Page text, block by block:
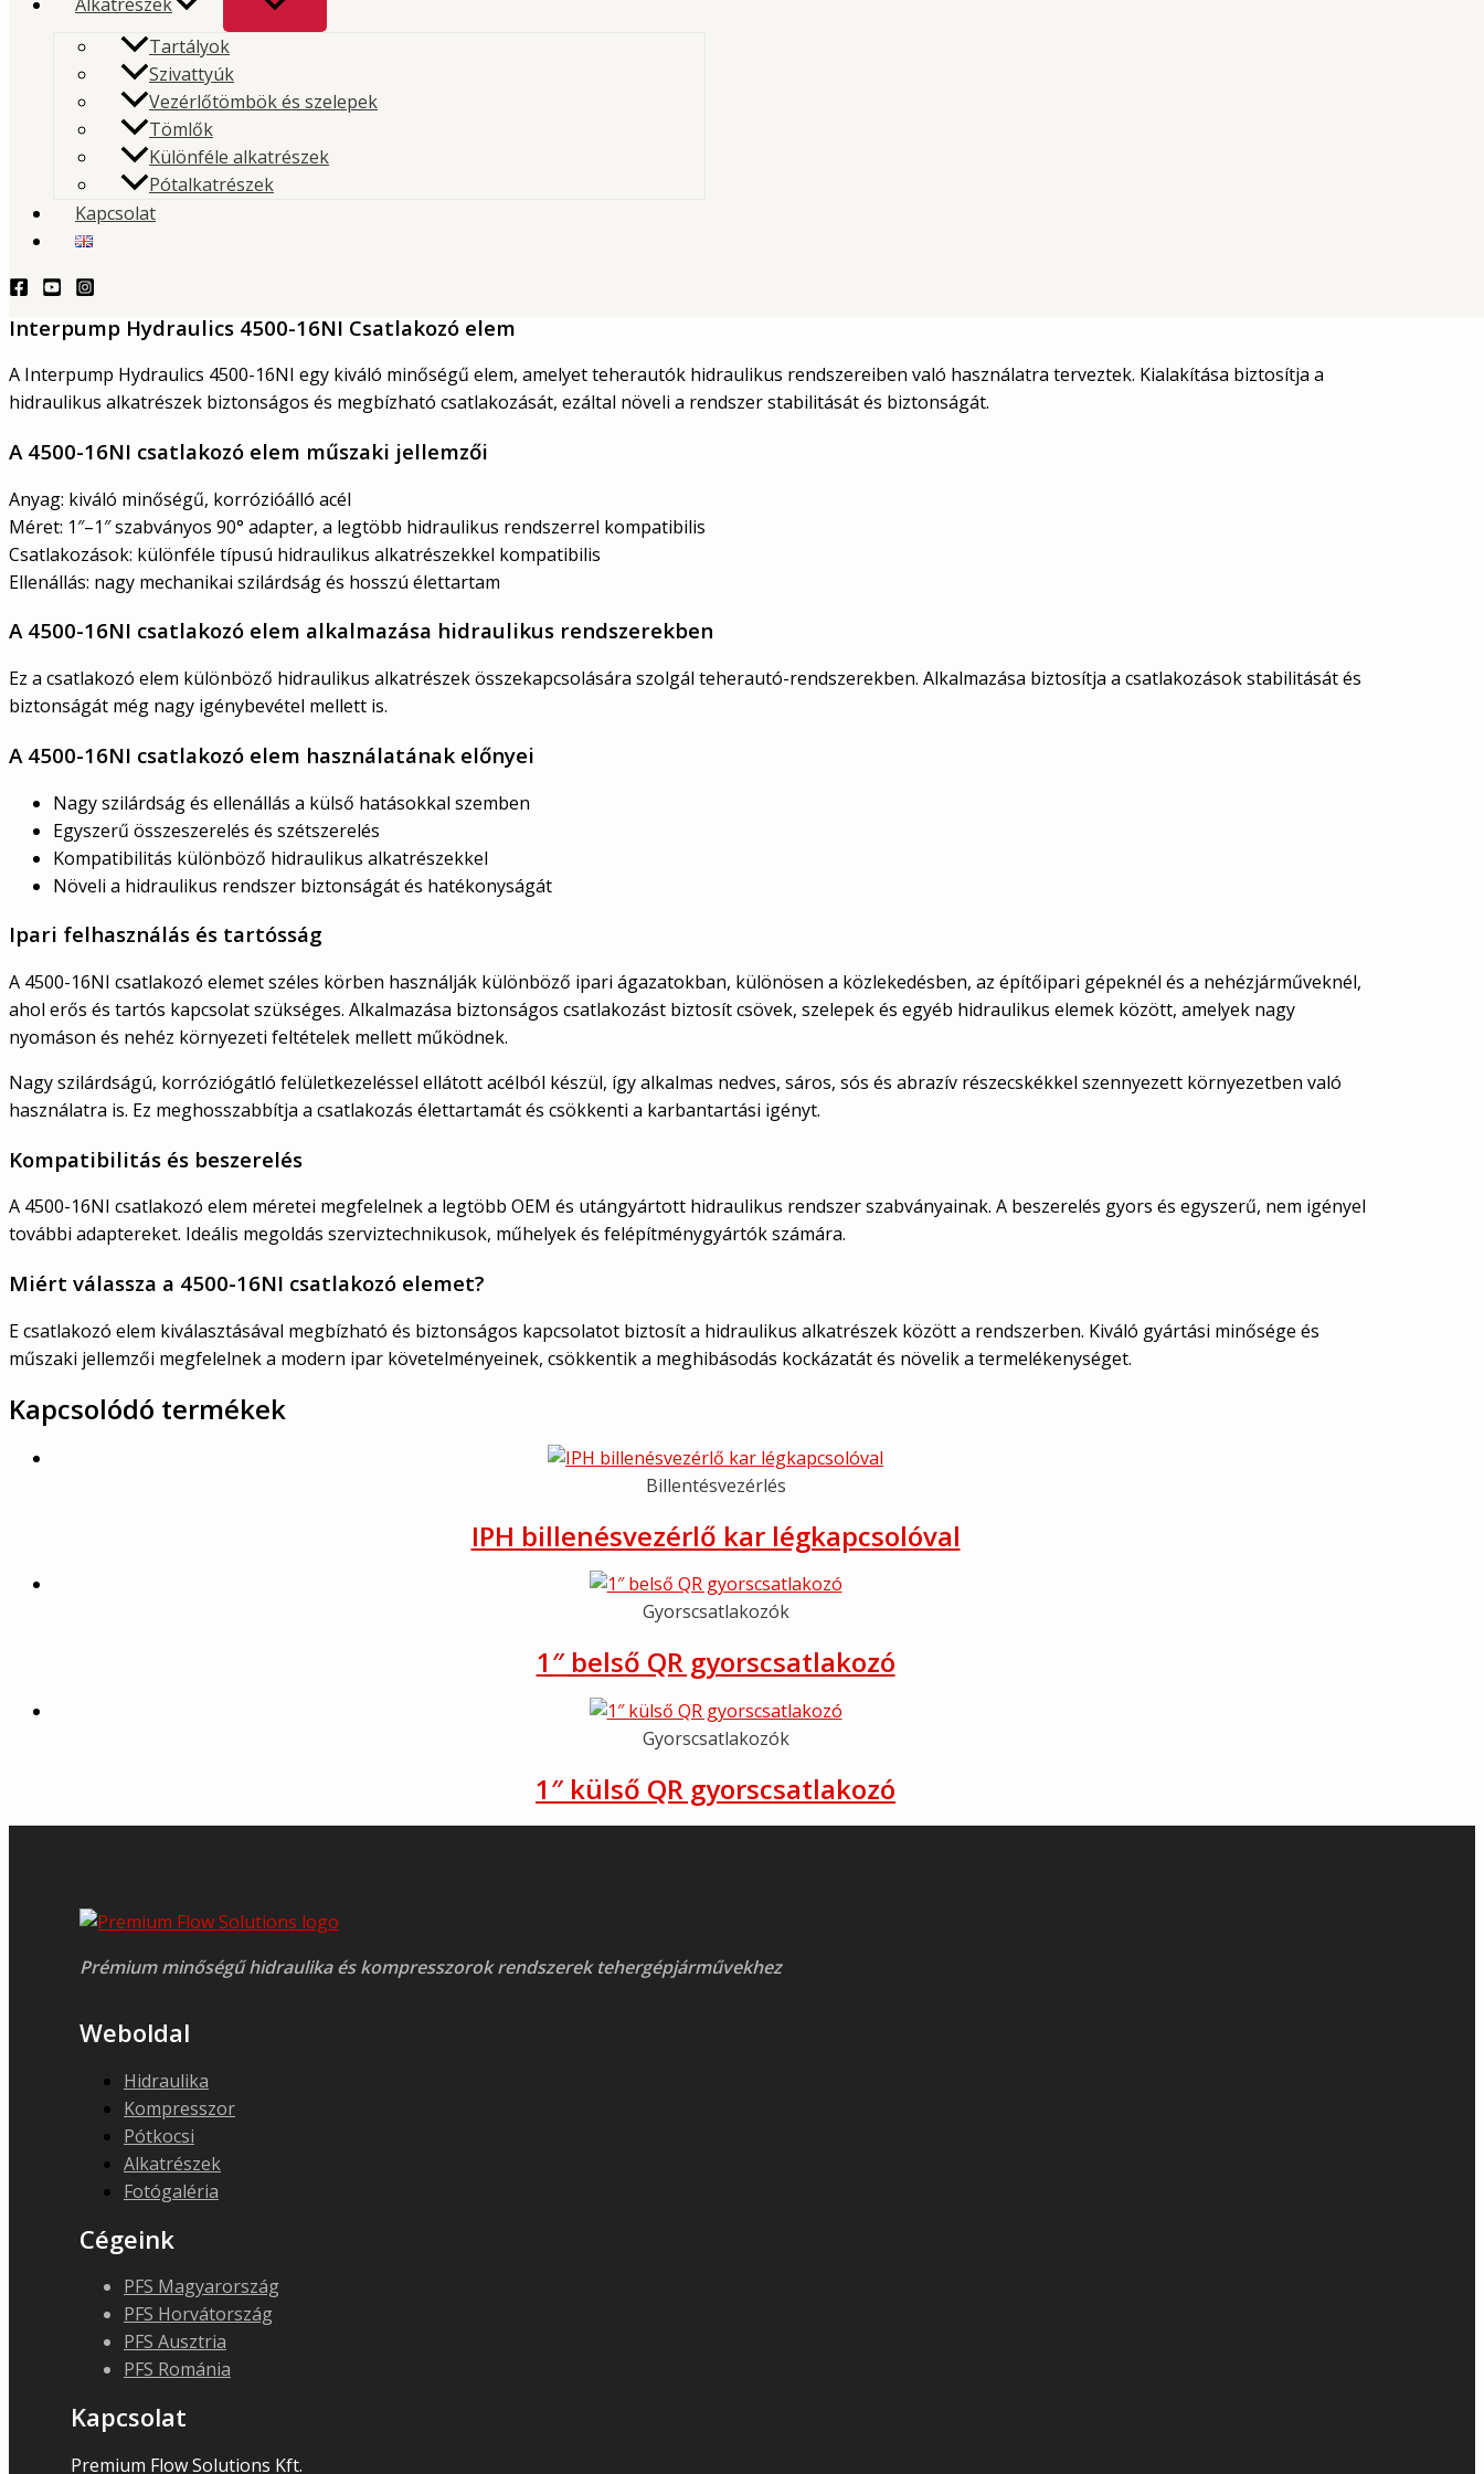
Tartályok
Szivattyúk
Vezérlőtömbök és szelepek
Tömlők
Különféle alkatrészek
Pótalkatrészek
Kapcsolat
Kiváló minőségű elem, amelyet teherautók hidraulikus
rendszereiben való használatra terveztek, biztosítva a hidraulikus
alkatrészek biztonságos és megbízható csatlakozását a rendszer
stabilitása és biztonsága érdekében.
TERMÉKLEKÉRDEZÉS - PRODUCT QUERY
Leírás
Interpump Hydraulics 4500-16NI Csatlakozó elem
A Interpump Hydraulics 4500-16NI egy kiváló minőségű elem, amelyet teherautók hidraulikus rendszereiben való használatra terveztek. Kialakítása biztosítja a
hidraulikus alkatrészek biztonságos és megbízható csatlakozását, ezáltal növeli a rendszer stabilitását és biztonságát.
A 4500-16NI csatlakozó elem műszaki jellemzői
Anyag: kiváló minőségű, korrózióálló acél
Méret: 1″–1″ szabványos 90° adapter, a legtöbb hidraulikus rendszerrel kompatibilis
Csatlakozások: különféle típusú hidraulikus alkatrészekkel kompatibilis
Ellenállás: nagy mechanikai szilárdság és hosszú élettartam
A 4500-16NI csatlakozó elem alkalmazása hidraulikus rendszerekben
Ez a csatlakozó elem különböző hidraulikus alkatrészek összekapcsolására szolgál teherautó-rendszerekben. Alkalmazása biztosítja a csatlakozások stabilitását és
biztonságát még nagy igénybevétel mellett is.
A 4500-16NI csatlakozó elem használatának előnyei
Nagy szilárdság és ellenállás a külső hatásokkal szemben
Egyszerű összeszerelés és szétszerelés
Kompatibilitás különböző hidraulikus alkatrészekkel
Növeli a hidraulikus rendszer biztonságát és hatékonyságát
Ipari felhasználás és tartósság
A 4500-16NI csatlakozó elemet széles körben használják különböző ipari ágazatokban, különösen a közlekedésben, az építőipari gépeknél és a nehézjárműveknél,
ahol erős és tartós kapcsolat szükséges. Alkalmazása biztonságos csatlakozást biztosít csövek, szelepek és egyéb hidraulikus elemek között, amelyek nagy
nyomáson és nehéz környezeti feltételek mellett működnek.
Nagy szilárdságú, korróziógátló felületkezeléssel ellátott acélból készül, így alkalmas nedves, sáros, sós és abrazív részecskékkel szennyezett környezetben való
használatra is. Ez meghosszabbítja a csatlakozás élettartamát és csökkenti a karbantartási igényt.
Kompatibilitás és beszerelés
A 4500-16NI csatlakozó elem méretei megfelelnek a legtöbb OEM és utángyártott hidraulikus rendszer szabványainak. A beszerelés gyors és egyszerű, nem igényel
további adaptereket. Ideális megoldás szerviztechnikusok, műhelyek és felépítménygyártók számára.
Miért válassza a 4500-16NI csatlakozó elemet?
E csatlakozó elem kiválasztásával megbízható és biztonságos kapcsolatot biztosít a hidraulikus alkatrészek között a rendszerben. Kiváló gyártási minősége és
műszaki jellemzői megfelelnek a modern ipar követelményeinek, csökkentik a meghibásodás kockázatát és növelik a termelékenységet.
Kapcsolódó termékek
Billentésvezérlés
IPH billenésvezérlő kar légkapcsolóval
Gyorscsatlakozók
1″ belső QR gyorscsatlakozó
Gyorscsatlakozók
1″ külső QR gyorscsatlakozó
Prémium minőségű hidraulika és kompresszorok rendszerek tehergépjárművekhez
Weboldal
Hidraulika
Kompresszor
Pótkocsi
Alkatrészek
Fotógaléria
Cégeink
PFS Magyarország
PFS Horvátország
PFS Ausztria
PFS Románia
Kapcsolat
Premium Flow Solutions Kft.